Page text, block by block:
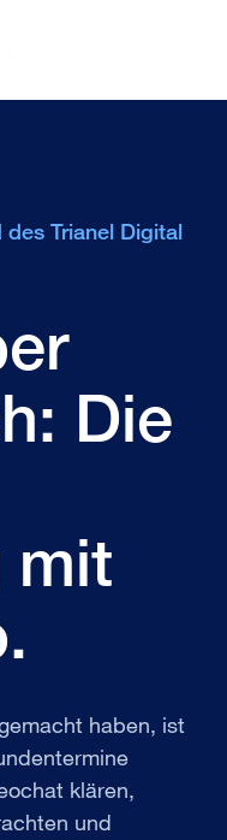
Trianel Digital
Die
mit
haben, ist
klären,
und